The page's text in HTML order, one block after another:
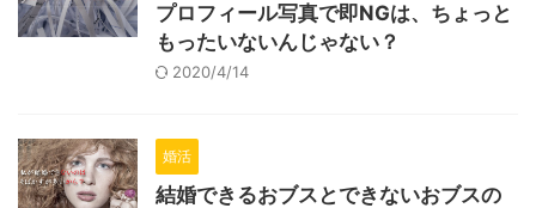
プロフィール写真で即NGは、ちょっと
もったいないんじゃない？
2020/4/14
婚活
結婚できるおブスとできないおブスの